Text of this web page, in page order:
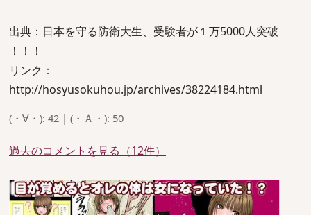
出典：日本を守る防衛大生、受験者が１万5000人突破
！！！
リンク：
http://hosyusokuhou.jp/archives/38224184.html
(・∀・): 42 | (・Ａ・): 50
過去のコメントを見る（12件）